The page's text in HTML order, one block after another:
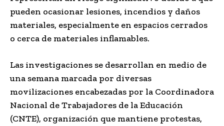
pueden ocasionar lesiones, incendios y daños
materiales, especialmente en espacios cerrados
o cerca de materiales inflamables.
Las investigaciones se desarrollan en medio de
una semana marcada por diversas
movilizaciones encabezadas por la Coordinadora
Nacional de Trabajadores de la Educación
(CNTE), organización que mantiene protestas,